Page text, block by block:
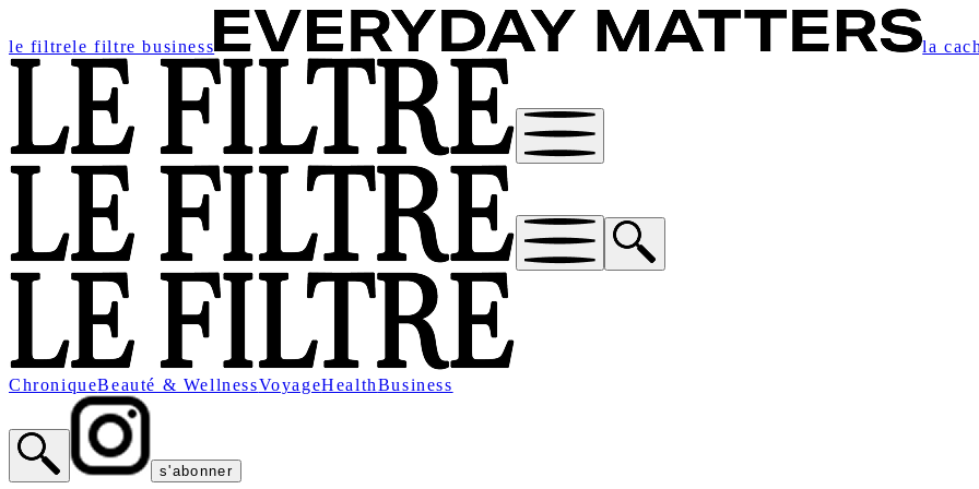
le filtrele filtre business la
ChroniqueBeauté & WellnessVoyageHealthBusiness
s'abonner